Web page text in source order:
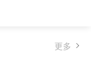
更多